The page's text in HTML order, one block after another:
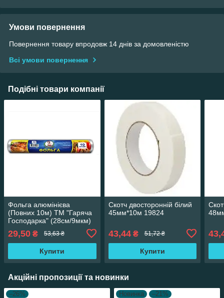
Умови повернення
Повернення товару впродовж 14 днів за домовленістю
Всі умови повернення
Подібні товари компанії
Фольга алюмінієва
(Повних 10м) ТМ "Гаряча
Господарка" (28см/9мкм)
19824
29,50 ₴ 53,63 ₴
Купити
Скотч двосторонній білий
45мм*10м 19824
43,44₴ 51,72 ₴
Купити
Акційні пропозиції та новинки
–26% Новинка –21%